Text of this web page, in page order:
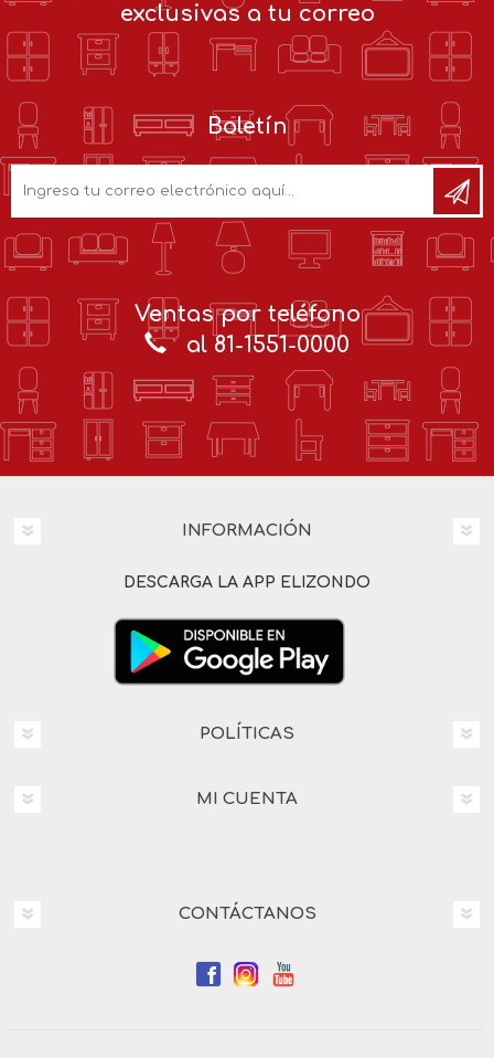
exclusivas a tu correo
Boletín
Ventas por teléfono
al 81-1551-0000
INFORMACIÓN
DESCARGA LA APP ELIZONDO
POLÍTICAS
MI CUENTA
CONTÁCTANOS